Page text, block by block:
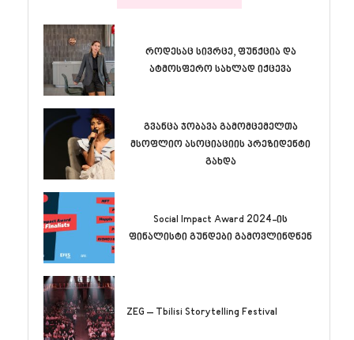
როდესაც სივრცე, ფუნქცია და
ატმოსფერო სახლად იქცევა
გვანცა ჯობავა გამომცემელთა
მსოფლიო ასოციაციის პრეზიდენტი
გახდა
Social Impact Award 2024-ის
ფინალისტი გუნდები გამოვლინდნენ
ZEG – Tbilisi Storytelling Festival